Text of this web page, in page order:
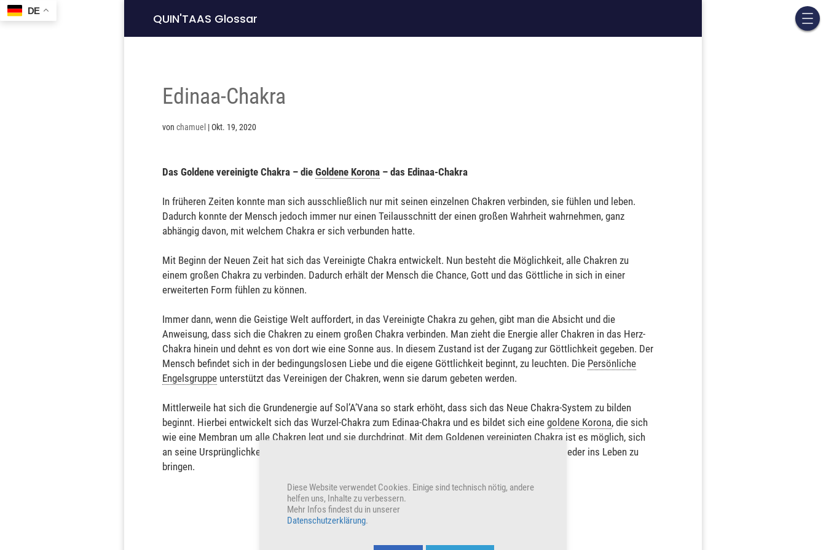
QUIN'TAAS Glossar
Edinaa-Chakra
von chamuel |Okt. 19, 2020
Das Goldene vereinigte Chakra – die Goldene Korona– das Edinaa-Chakra
In früheren Zeiten konnte man sich ausschließlich nur mit seinen einzelnen Chakren verbinden, sie fühlen und leben.
Dadurch konnte der Mensch jedoch immer nur einen Teilausschnitt der einen großen Wahrheit wahrnehmen, ganz
abhängig davon, mit welchem Chakra er sich verbunden hatte.
Mit Beginn der Neuen Zeit hat sich das Vereinigte Chakra entwickelt. Nun besteht die Möglichkeit, alle Chakren zu
einem großen Chakra zu verbinden. Dadurch erhält der Mensch die Chance, Gott und das Göttliche in sich in einer
erweiterten Form fühlen zu können.
Immer dann, wenn die Geistige Welt auffordert, in das Vereinigte Chakra zu gehen, gibt man die Absicht und die
Anweisung, dass sich die Chakren zu einem großen Chakra verbinden. Man zieht die Energie aller Chakren in das Herz-
Chakra hinein und dehnt es von dort wie eine Sonne aus. In diesem Zustand ist der Zugang zur Göttlichkeit gegeben. Der
Mensch befindet sich in der bedingungslosen Liebe und die eigene Göttlichkeit beginnt, zu leuchten. Die Persönliche
Engelsgruppeunterstützt das Vereinigen der Chakren, wenn sie darum gebeten werden.
Mittlerweile hat sich die Grundenergie auf Sol’A’Vana so stark erhöht, dass sich das Neue Chakra-System zu bilden
beginnt. Hierbei entwickelt sich das Wurzel-Chakra zum Edinaa-Chakra und es bildet sich eine goldene Korona, die sich
wie eine Membran um alle Chakren legt und sie durchdringt. Mit dem Goldenen vereinigten Chakra ist es möglich, sich
an seine Ursprünglichkeit als lichtes Wesen im Universum zu erinnern und über das Neue Fühlen wieder ins Leben zu
bringen.
VERKÜNDE UND TEILE
Diese Website verwendet Cookies. Einige sind technisch nötig, andere
helfen uns, Inhalte zu verbessern.
Mehr Infos findest du in unserer
Datenschutzerklärung.
DE